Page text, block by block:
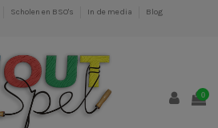
Scholen en BSO's In de media
Blog
0